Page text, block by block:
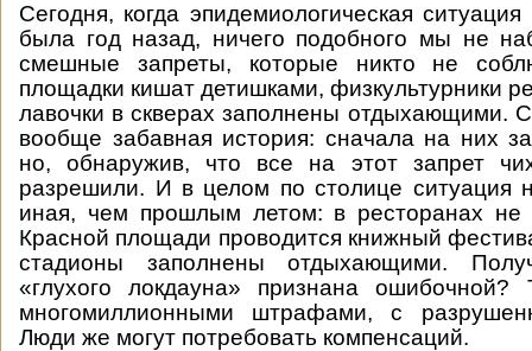
Сегодня, когда эпидемиологическая
была год назад, ничего подобного мы не
смешные запреты, которые никто не
площадки кишат детишками, физкультурники
лавочки в скверах заполнены отдыхающими.
вообще забавная история: сначала на них
но, обнаружив, что все на этот запрет
разрешили. И в целом по столице ситуация
иная, чем прошлым летом: в ресторанах не
Красной площади проводится книжный
стадионы заполнены отдыхающими.
«глухого локдауна» признана
многомиллионными штрафами, с
Люди же могут потребовать компенсаций.